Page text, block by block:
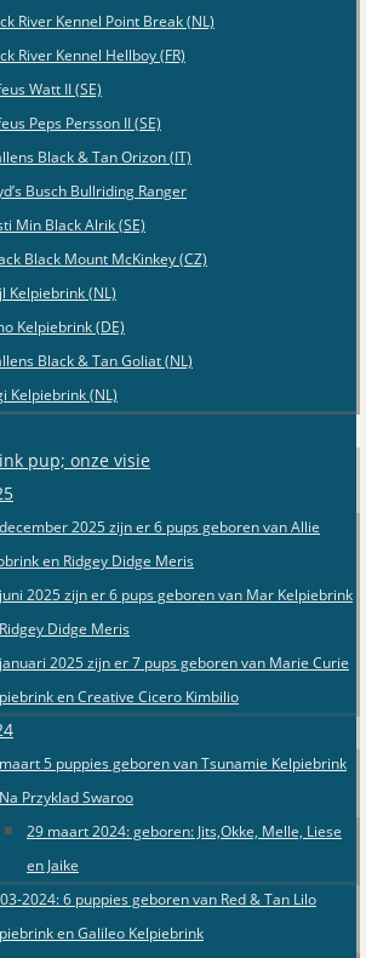
River Kennel Point Break (NL)
River Kennel Hellboy (FR)
Watt II (SE)
Peps Persson II (SE)
Black & Tan Orizon (IT)
Busch Bullriding Ranger
Min Black Alrik (SE)
Black Mount McKinkey (CZ)
Kelpiebrink (NL)
Kelpiebrink (DE)
Black & Tan Goliat (NL)
Kelpiebrink (NL)
pup; onze visie
2025 zijn er 6 pups geboren van Allie
en Ridgey Didge Meris
2025 zijn er 6 pups geboren van Mar Kelpiebrink
Didge Meris
2025 zijn er 7 pups geboren van Marie Curie
en Creative Cicero Kimbilio
5 puppies geboren van Tsunamie Kelpiebrink
Przyklad Swaroo
29 maart 2024: geboren: Jits,Okke, Melle, Liese
en Jaike
2024: 6 puppies geboren van Red & Tan Lilo
en Galileo Kelpiebrink